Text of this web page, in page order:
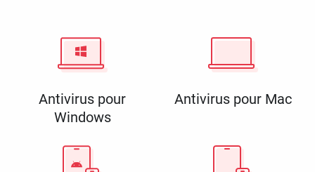
Antivirus pour
Windows
Antivirus pour Mac